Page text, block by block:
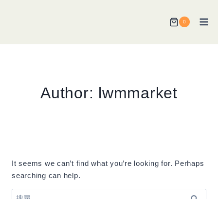
0
Author: lwmmarket
It seems we can’t find what you’re looking for. Perhaps
searching can help.
搜